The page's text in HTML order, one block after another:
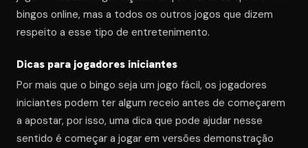
bingos online, mas a todos os outros jogos que dizem
respeito a esse tipo de entretenimento.
Dicas para jogadores iniciantes
Por mais que o bingo seja um jogo fácil, os jogadores
iniciantes podem ter algum receio antes de começarem
a apostar, por isso, uma dica que pode ajudar nesse
sentido é começar a jogar em versões demonstração